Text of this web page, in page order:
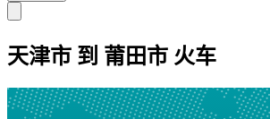
天津市 到 莆田市 火车